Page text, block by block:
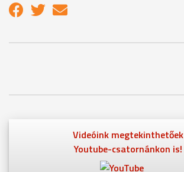
Videóink megtekinthetőek
Youtube-csatornánkon is!